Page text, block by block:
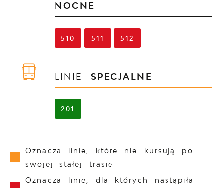
NOCNE
510 511 512
LINIE SPECJALNE
201
Oznacza linie, które nie kursują po
swojej stałej trasie
Oznacza linie, dla których nastąpiła